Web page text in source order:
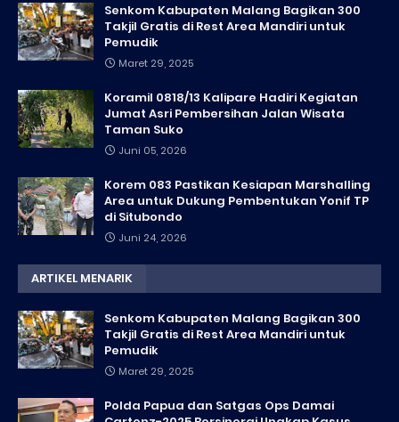
Senkom Kabupaten Malang Bagikan 300
Takjil Gratis di Rest Area Mandiri untuk
Pemudik
Maret 29, 2025
Koramil 0818/13 Kalipare Hadiri Kegiatan
Jumat Asri Pembersihan Jalan Wisata
Taman Suko
Juni 05, 2026
Korem 083 Pastikan Kesiapan Marshalling
Area untuk Dukung Pembentukan Yonif TP
di Situbondo
Juni 24, 2026
ARTIKEL MENARIK
Senkom Kabupaten Malang Bagikan 300
Takjil Gratis di Rest Area Mandiri untuk
Pemudik
Maret 29, 2025
Polda Papua dan Satgas Ops Damai